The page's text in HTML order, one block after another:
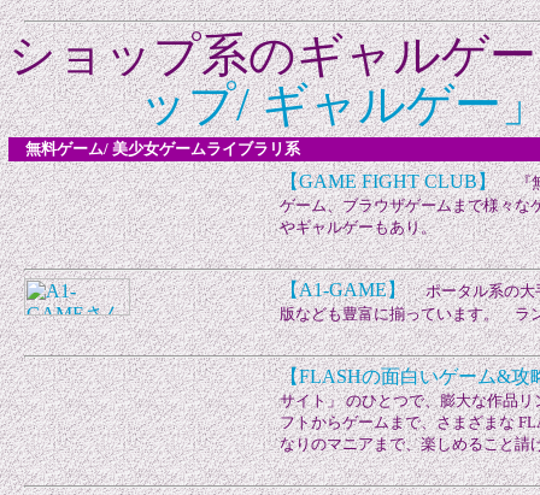
ショップ系のギャルゲ
ップ/ ギャルゲー
無料ゲーム/ 美少女ゲームライブラリ系
【GAME FIGHT CLUB】『無
ゲーム、ブラウザゲームまで様々
やギャルゲーもあり。
【A1-GAME】ポータル系の大
版なども豊富に揃っています。 ラ
【FLASHの面白いゲーム&攻
サイト」 のひとつで、膨大な作品
フトからゲームまで、さまざまな
なりのマニアまで、楽しめること請